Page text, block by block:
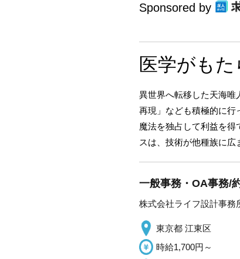
Sponsored by
医学がも
異世界へ転移した天海唯
再現」なども積極的に行
魔法を独占して利益を
スは、技術が他種族に広
一般事務・OA事務/
株式会社ライフ設計事務
東京都 江東区
時給1,700円～